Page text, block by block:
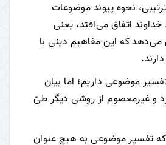
نحوه پیوند موضوعات
اتفاق می‌افتد، یعنی
می‌دهد که این مفاهیم دینی با
موضوعی داریم؛ اما بیان
و غیر‌معصوم از روشی دیگر طیّ
تفسیر موضوعی به هیچ عنوان